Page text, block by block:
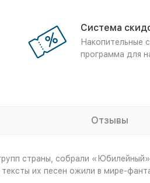
Система
Накопительные
программа для
Отзывы
страны, собрали
их песен ожили в мире-